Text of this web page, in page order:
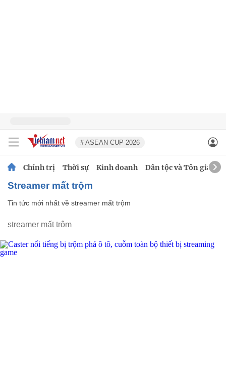
# ASEAN CUP 2026
Chính trị Thời sự Kinh doanh Dân tộc và Tôn giáo
streamer mất trộm
Tin tức mới nhất về streamer mất trộm
streamer mất trộm